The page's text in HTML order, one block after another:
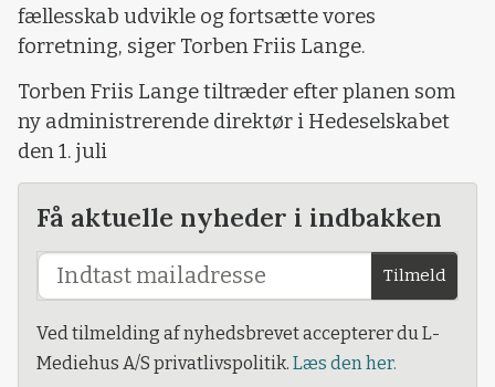
fællesskab udvikle og fortsætte vores
forretning, siger Torben Friis Lange.
Torben Friis Lange tiltræder efter planen som
ny administrerende direktør i Hedeselskabet
den 1. juli
Få aktuelle nyheder i indbakken
Tilmeld
Ved tilmelding af nyhedsbrevet accepterer du L-
Mediehus A/S privatlivspolitik. Læs den her.